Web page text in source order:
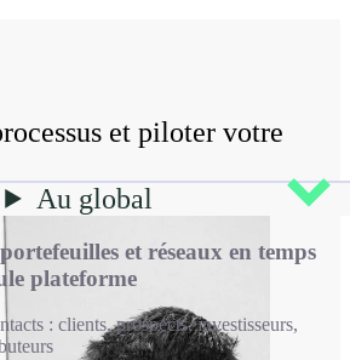
et piloter votre
Au global
et réseaux en temps
plateforme
: clients, prospects, investisseurs,
et maximiser vos
campagnes par profil : particuliers,
réseaux de courtiers
commerciaux et travailler vos
d'un tableau de bord unifié pour piloter
avec précision et réactivité.
et intégrer vos contraintes
le départ
complexe, nous construisons les ponts
CRM. Redonnez à vos équipes une